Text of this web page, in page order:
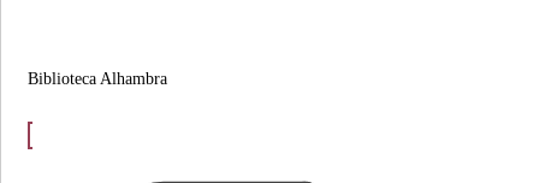
Biblioteca Alhambra